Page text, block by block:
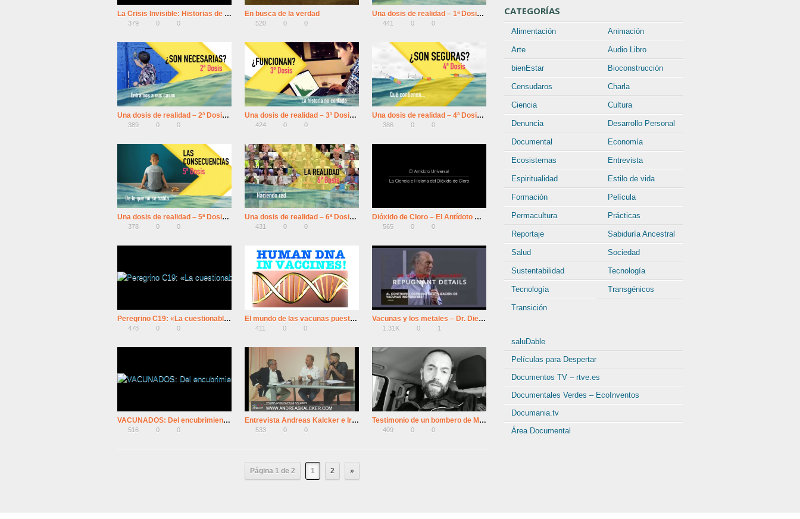
La Crisis Invisible: Historias de vacunas jamás contadas
379 0 0
En busca de la verdad
520 0 0
Una dosis de realidad – 1ª Dosis: La Teoría
441 0 0
Una dosis de realidad – 2ª Dosis: ¿Son necesarias?
389 0 0
Una dosis de realidad – 3ª Dosis: ¿Funcionan?
424 0 0
Una dosis de realidad – 4ª Dosis: ¿Son seguras?
386 0 0
Una dosis de realidad – 5ª Dosis: Las consecuencias
378 0 0
Una dosis de realidad – 6ª Dosis: La realidad
431 0 0
Dióxido de Cloro – El Antídoto Universal
565 0 0
Peregrino C19: «La cuestionable hegemonía sanitaria»
478 0 0
El mundo de las vacunas puesto a la luz
411 0 0
Vacunas y los metales – Dr. Dietrich Klinghardt
1.31K 0 1
VACUNADOS: Del encubrimiento a la catástrofe
516 0 0
Entrevista Andreas Kalcker e Iru Landucci (Dióxido de Cloro, ClO2, MMS, CDS)
533 0 0
Testimonio de un bombero de Madrid : MMS y covid19
409 0 0
Página 1 de 2 1 2 »
CATEGORÍAS
Alimentación Animación
Arte Audio Libro
bienEstar Bioconstrucción
Censudaros Charla
Ciencia Cultura
Denuncia Desarrollo Personal
Documental Economía
Ecosistemas Entrevista
Espiritualidad Estilo de vida
Formación Película
Permacultura Prácticas
Reportaje Sabiduría Ancestral
Salud Sociedad
Sustentabilidad Tecnología
Tecnología Transgénicos
Transición
saluDable
Películas para Despertar
Documentos TV – rtve.es
Documentales Verdes – EcoInventos
Documania.tv
Área Documental